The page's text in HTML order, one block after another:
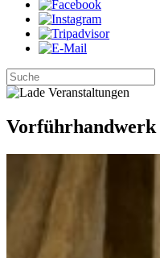
Vorführhandwerk